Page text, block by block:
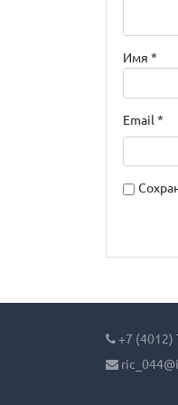
Имя *
Email *
+7 (4012)